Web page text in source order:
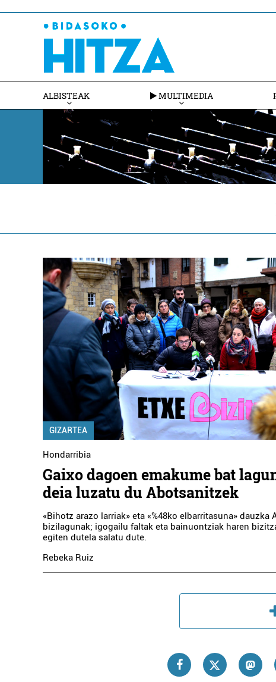
ALBISTEAK MULTIMEDIA
GIZARTEA
Hondarribia
Gaixo dagoen emakume bat
deia luzatu du Abotsanitzek
«Bihotz arazo larriak» eta «%48ko elbarritasuna» dauzka
bizilagunak; igogailu faltak eta bainuontziak haren
egiten dutela salatu dute.
Rebeka Ruiz